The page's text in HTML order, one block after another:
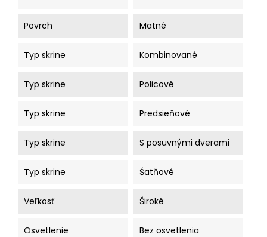
Povrch Matné
Typ skrine Kombinované
Typ skrine Policové
Typ skrine Predsieňové
Typ skrine S posuvnými dverami
Typ skrine Šatňové
Veľkosť Široké
Osvetlenie Bez osvetlenia